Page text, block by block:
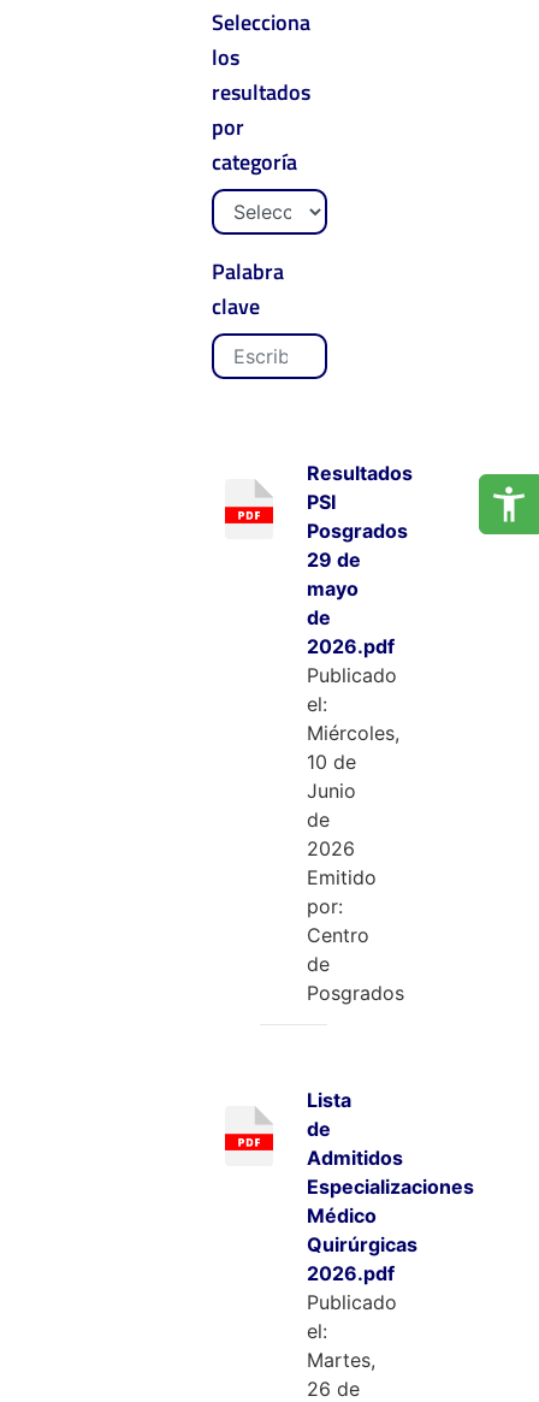
Selecciona
los
resultados
por
categoría
Palabra
clave
Resultados
PSI
Posgrados
29 de
mayo
de
2026.pdf
Publicado
el:
Miércoles,
10 de
Junio
de
2026
Emitido
por:
Centro
de
Posgrados
Lista
de
Admitidos
Especializaciones
Médico
Quirúrgicas
2026.pdf
Publicado
el:
Martes,
26 de